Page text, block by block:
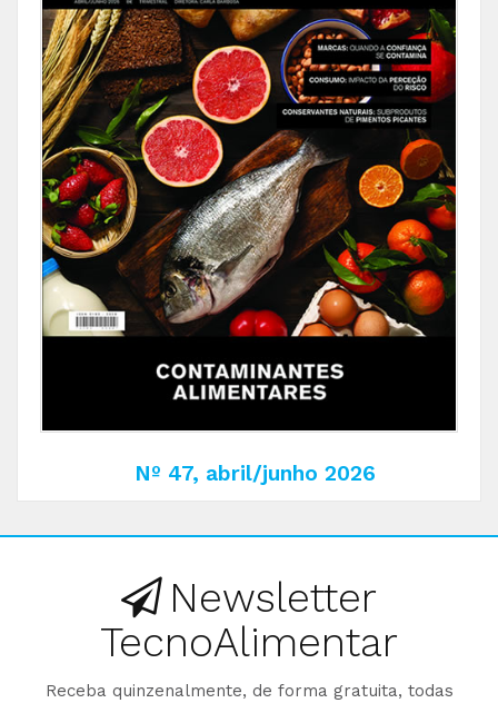
Nº 47, abril/junho 2026
Newsletter
TecnoAlimentar
Receba quinzenalmente, de forma gratuita, todas